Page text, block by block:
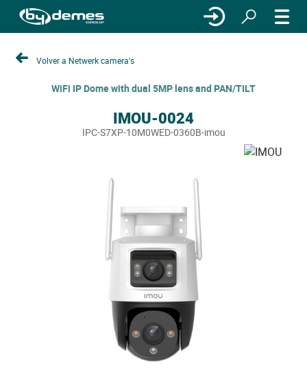
Volver a Netwerk camera's
WiFi IP Dome with dual 5MP lens and PAN/TILT
IMOU-0024
IPC-S7XP-10M0WED-0360B-imou